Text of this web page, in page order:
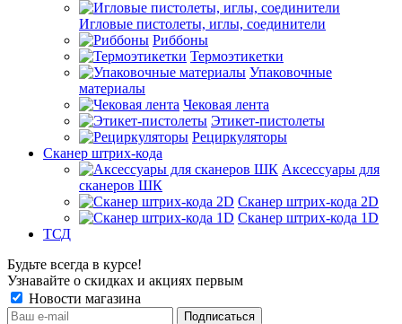
Игловые пистолеты, иглы, соединители
Риббоны
Термоэтикетки
Упаковочные
материалы
Чековая лента
Этикет-пистолеты
Рециркуляторы
Сканер штрих-кода
Аксессуары для
сканеров ШК
Сканер штрих-кода 2D
Сканер штрих-кода 1D
ТСД
Будьте всегда в курсе!
Узнавайте о скидках и акциях первым
Новости магазина